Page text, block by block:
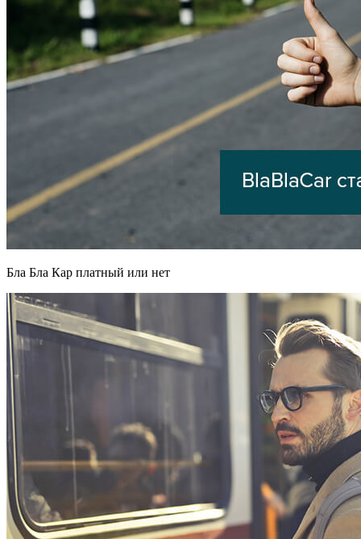
Бла Бла Кар платный или нет